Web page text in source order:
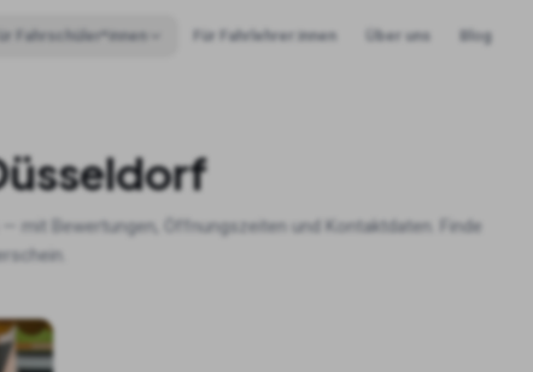
Fahrschüler*innen Für Fahrlehrer:innen Über uns Blog
mit Bewertungen, Öffnungszeiten und Kontaktdaten. Finde